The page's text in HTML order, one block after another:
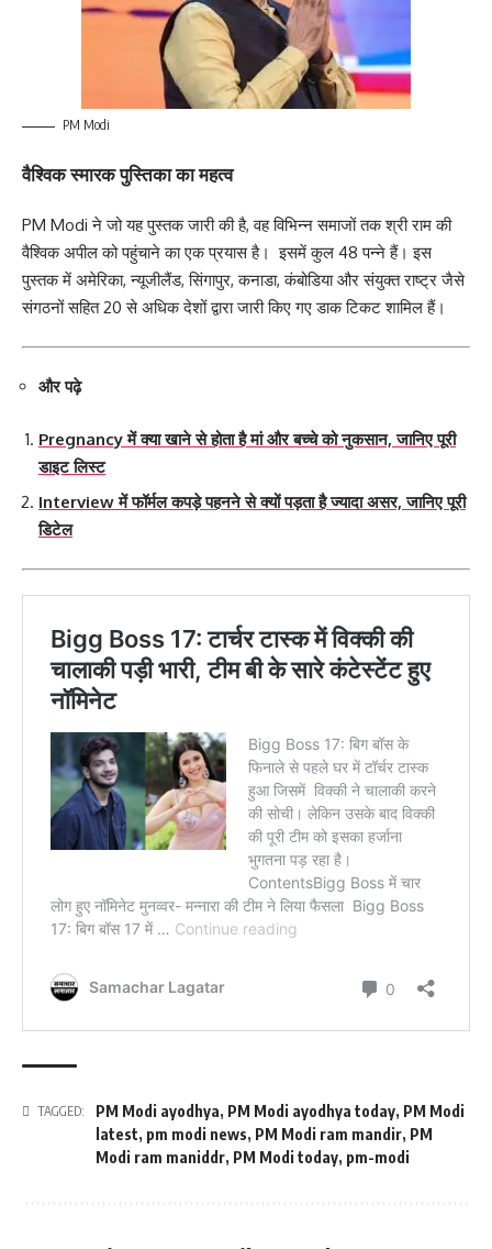
PM Modi
वैश्विक स्मारक पुस्तिका का महत्व
PM Modi ने जो यह पुस्तक जारी की है, वह विभिन्न समाजों तक श्री राम की
वैश्विक अपील को पहुंचाने का एक प्रयास है। इसमें कुल 48 पन्ने हैं। इस
पुस्तक में अमेरिका, न्यूजीलैंड, सिंगापुर, कनाडा, कंबोडिया और संयुक्त राष्ट्र जैसे
संगठनों सहित 20 से अधिक देशों द्वारा जारी किए गए डाक टिकट शामिल हैं।
और पढ़े
Pregnancy में क्या खाने से होता है मां और बच्चे को नुकसान, जानिए पूरी
डाइट लिस्ट
Interview में फॉर्मल कपड़े पहनने से क्यों पड़ता है ज्यादा असर, जानिए पूरी
डिटेल
TAGGED: PM Modi ayodhya, PM Modi ayodhya today, PM Modi
latest, pm modi news, PM Modi ram mandir, PM
Modi ram maniddr, PM Modi today, pm-modi